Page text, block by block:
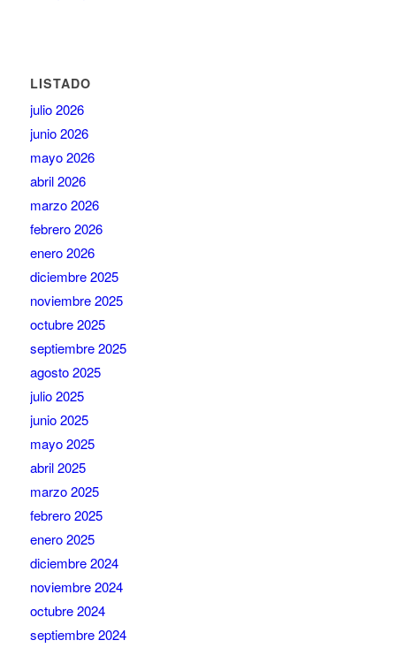
LISTADO
julio 2026
junio 2026
mayo 2026
abril 2026
marzo 2026
febrero 2026
enero 2026
diciembre 2025
noviembre 2025
octubre 2025
septiembre 2025
agosto 2025
julio 2025
junio 2025
mayo 2025
abril 2025
marzo 2025
febrero 2025
enero 2025
diciembre 2024
noviembre 2024
octubre 2024
septiembre 2024